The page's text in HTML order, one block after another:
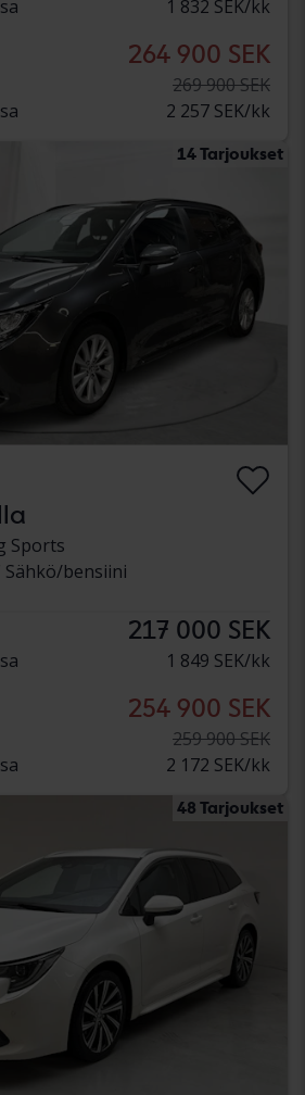
1 832 SEK/kk
264 900 SEK
269 900 SEK
2 257 SEK/kk
14 Tarjoukset
Sports
Sähkö/bensiini
217 000 SEK
1 849 SEK/kk
254 900 SEK
259 900 SEK
2 172 SEK/kk
48 Tarjoukset